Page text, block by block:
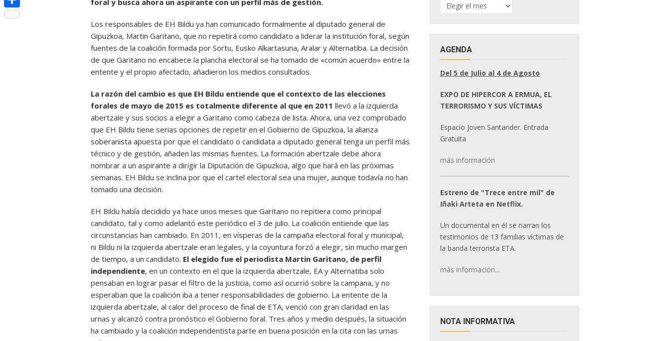
foral y busca ahora un aspirante con un perfil más de gestión.
Los responsables de EH Bildu ya han comunicado formalmente al diputado general de
Gipuzkoa, Martin Garitano, que no repetirá como candidato a liderar la institución foral, según
fuentes de la coalición formada por Sortu, Eusko Alkartasuna, Aralar y Alternatiba. La decisión
de que Garitano no encabece la plancha electoral se ha tomado de «común acuerdo» entre la
entente y el propio afectado, añadieron los medios consultados.
La razón del cambio es que EH Bildu entiende que el contexto de las elecciones
forales de mayo de 2015 es totalmente diferente al que en 2011 llevó a la izquierda
abertzale y sus socios a elegir a Garitano como cabeza de lista. Ahora, una vez comprobado
que EH Bildu tiene serias opciones de repetir en el Gobierno de Gipuzkoa, la alianza
soberanista apuesta por que el candidato o candidata a diputado general tenga un perfil más
técnico y de gestión, añaden las mismas fuentes. La formación abertzale debe ahora
nombrar a un aspirante a dirigir la Diputación de Gipuzkoa, algo que hará en las próximas
semanas. EH Bildu se inclina por que el cartel electoral sea una mujer, aunque todavía no han
tomado una decisión.
EH Bildu había decidido ya hace unos meses que Garitano no repitiera como principal
candidato, tal y como adelantó este periódico el 3 de julio. La coalición entiende que las
circunstancias han cambiado. En 2011, en vísperas de la campaña electoral foral y municipal,
ni Bildu ni la izquierda abertzale eran legales, y la coyuntura forzó a elegir, sin mucho margen
de tiempo, a un candidato. El elegido fue el periodista Martin Garitano, de perfil
independiente, en un contexto en el que la izquierda abertzale, EA y Alternatiba solo
pensaban en lograr pasar el filtro de la justicia, como así ocurrió sobre la campana, y no
esperaban que la coalición iba a tener responsabilidades de gobierno. La entente de la
izquierda abertzale, al calor del proceso de final de ETA, venció con gran claridad en las
urnas y alcanzó contra pronóstico el Gobierno foral. Tres años y medio después, la situación
ha cambiado y la coalición independentista parte en buena posición en la cita con las urnas
DE
AGENDA
Del 5 de Julio al 4 de Agosto
EXPO DE HIPERCOR A ERMUA, EL
TERRORISMO Y SUS VÍCTIMAS
Espacio Joven Santander. Entrada
Gratuita
más información
Estreno de "Trece entre mil" de
Iñaki Arteta en Netflix.
Un documental en él se narran los
testimonios de 13 familias víctimas de
la banda terrorista ETA.
más información...
NOTA INFORMATIVA
Compartir